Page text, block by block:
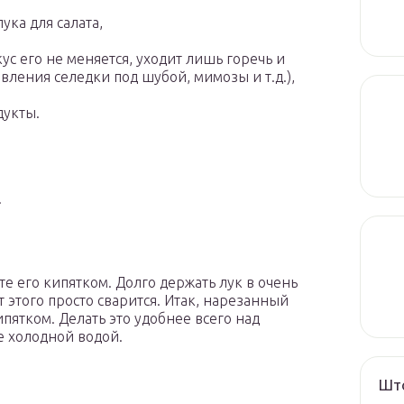
для салата,
его не меняется, уходит лишь горечь и
селедки под шубой, мимозы и т.д.),
его кипятком. Долго держать лук в очень
просто сварится. Итак, нарезанный
Делать это удобнее всего над
холодной водой.